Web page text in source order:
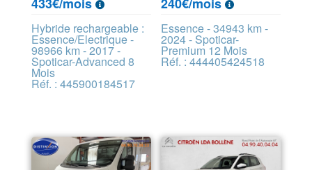
433€/mois
Hybride rechargeable :
Essence/Electrique -
98966 km - 2017 -
Spoticar-Advanced 8
Mois
Réf. : 445900184517
240€/mois
Essence - 34943 km -
2024 - Spoticar-
Premium 12 Mois
Réf. : 444405424518